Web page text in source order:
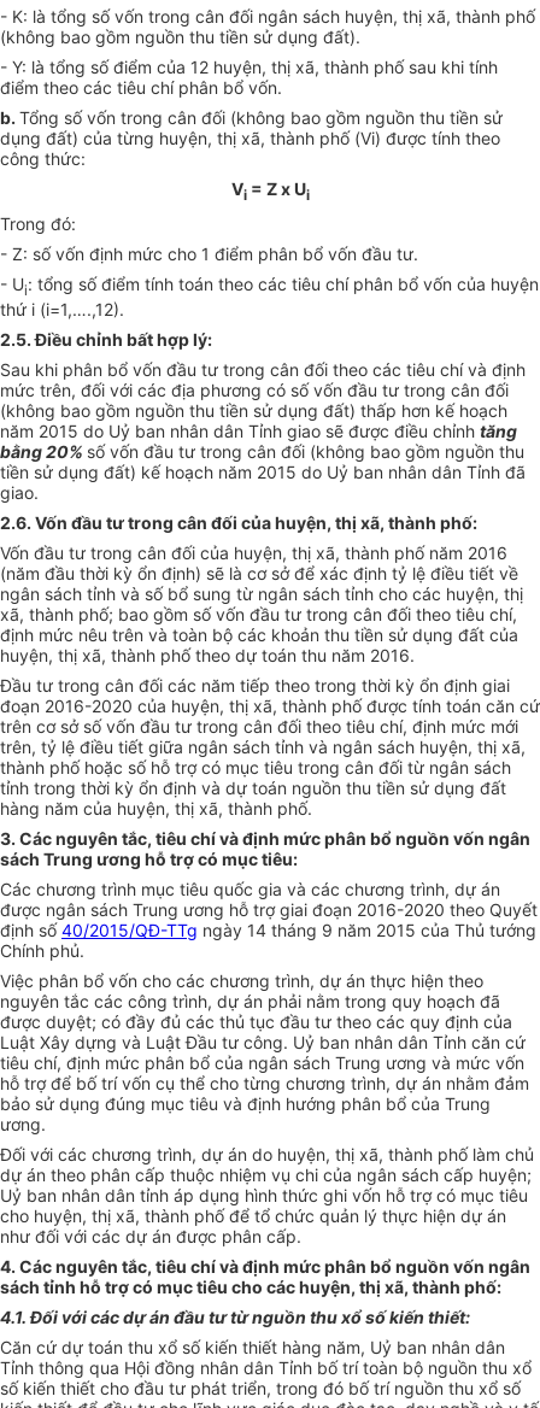
- K: là tổng số vốn trong cân đối ngân sách huyện, thị xã, thành phố
(không bao gồm nguồn thu tiền sử dụng đất).
- Y: là tổng số điểm của 12 huyện, thị xã, thành phố sau khi tính
điểm theo các tiêu chí phân bổ vốn.
b. Tổng số vốn trong cân đối (không bao gồm nguồn thu tiền sử
dụng đất) của từng huyện, thị xã, thành phố (Vi) được tính theo
công thức:
Vi= Z x Ui
Trong đó:
- Z: số vốn định mức cho 1 điểm phân bổ vốn đầu tư.
- Ui: tổng số điểm tính toán theo các tiêu chí phân bổ vốn của huyện
thứ i (i=1,….,12).
2.5. Điều chỉnh bất hợp lý:
Sau khi phân bổ vốn đầu tư trong cân đối theo các tiêu chí và định
mức trên, đối với các địa phương có số vốn đầu tư trong cân đối
(không bao gồm nguồn thu tiền sử dụng đất) thấp hơn kế hoạch
năm 2015 do Uỷ ban nhân dân Tỉnh giao sẽ được điều chỉnh tăng
bằng 20% số vốn đầu tư trong cân đối (không bao gồm nguồn thu
tiền sử dụng đất) kế hoạch năm 2015 do Uỷ ban nhân dân Tỉnh đã
giao.
2.6. Vốn đầu tư trong cân đối của huyện, thị xã, thành phố:
Vốn đầu tư trong cân đối của huyện, thị xã, thành phố năm 2016
(năm đầu thời kỳ ổn định) sẽ là cơ sở để xác định tỷ lệ điều tiết về
ngân sách tỉnh và số bổ sung từ ngân sách tỉnh cho các huyện, thị
xã, thành phố; bao gồm số vốn đầu tư trong cân đối theo tiêu chí,
định mức nêu trên và toàn bộ các khoản thu tiền sử dụng đất của
huyện, thị xã, thành phố theo dự toán thu năm 2016.
Đầu tư trong cân đối các năm tiếp theo trong thời kỳ ổn định giai
đoạn 2016-2020 của huyện, thị xã, thành phố được tính toán căn cứ
trên cơ sở số vốn đầu tư trong cân đối theo tiêu chí, định mức mới
trên, tỷ lệ điều tiết giữa ngân sách tỉnh và ngân sách huyện, thị xã,
thành phố hoặc số hỗ trợ có mục tiêu trong cân đối từ ngân sách
tỉnh trong thời kỳ ổn định và dự toán nguồn thu tiền sử dụng đất
hàng năm của huyện, thị xã, thành phố.
3. Các nguyên tắc, tiêu chí và định mức phân bổ nguồn vốn ngân
sách Trung ương hỗ trợ có mục tiêu:
Các chương trình mục tiêu quốc gia và các chương trình, dự án
được ngân sách Trung ương hỗ trợ giai đoạn 2016-2020 theo Quyết
định số40/2015/QĐ-TTg ngày 14 tháng 9 năm 2015 của Thủ tướng
Chính phủ.
Việc phân bổ vốn cho các chương trình, dự án thực hiện theo
nguyên tắc các công trình, dự án phải nằm trong quy hoạch đã
được duyệt; có đầy đủ các thủ tục đầu tư theo các quy định của
Luật Xây dựng và Luật Đầu tư công. Uỷ ban nhân dân Tỉnh căn cứ
tiêu chí, định mức phân bổ của ngân sách Trung ương và mức vốn
hỗ trợ để bố trí vốn cụ thể cho từng chương trình, dự án nhằm đảm
bảo sử dụng đúng mục tiêu và định hướng phân bổ của Trung
ương.
Đối với các chương trình, dự án do huyện, thị xã, thành phố làm chủ
dự án theo phân cấp thuộc nhiệm vụ chi của ngân sách cấp huyện;
Uỷ ban nhân dân tỉnh áp dụng hình thức ghi vốn hỗ trợ có mục tiêu
cho huyện, thị xã, thành phố để tổ chức quản lý thực hiện dự án
như đối với các dự án được phân cấp.
4. Các nguyên tắc, tiêu chí và định mức phân bổ nguồn vốn ngân
sách tỉnh hỗ trợ có mục tiêu cho các huyện, thị xã, thành phố:
4.1. Đối với các dự án đầu tư từ nguồn thu xổ số kiến thiết:
Căn cứ dự toán thu xổ số kiến thiết hàng năm, Uỷ ban nhân dân
Tỉnh thông qua Hội đồng nhân dân Tỉnh bố trí toàn bộ nguồn thu xổ
số kiến thiết cho đầu tư phát triển, trong đó bố trí nguồn thu xổ số